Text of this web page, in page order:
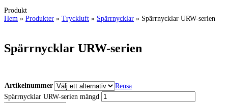
Produkt
Hem » Produkter » Tryckluft » Spärrnycklar » Spärrnycklar URW-serien
Spärrnycklar URW-serien
Artikelnummer
Rensa
Spärrnycklar URW-serien mängd